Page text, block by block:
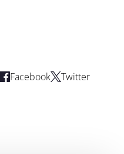
Facebook Twitter